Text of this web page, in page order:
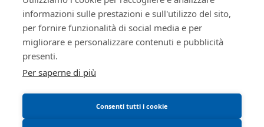
avv.pinelli@tspassociati.it
true
Giudice
5421736
Trotta
Via delle Industrie, 20 - Cremona 26100 -
CR
Tel:037220200| Fax:0372/458077
Email:
Iscrizione gestori vendita telematica - Ministero della
Giustizia - P.D.G. 04/04/2018
informazioni sulle prestazioni e sull'utilizzo del sito,
per fornire funzionalità di social media e per
migliorare e personalizzare contenuti e pubblicità
presenti.
Per saperne di più
Consenti tutti i cookie